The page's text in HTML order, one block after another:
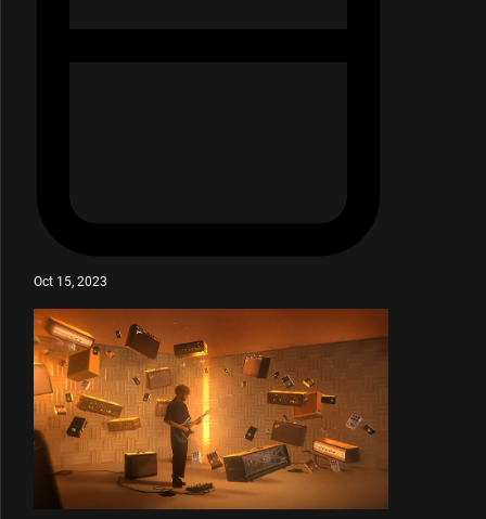
Oct 15, 2023